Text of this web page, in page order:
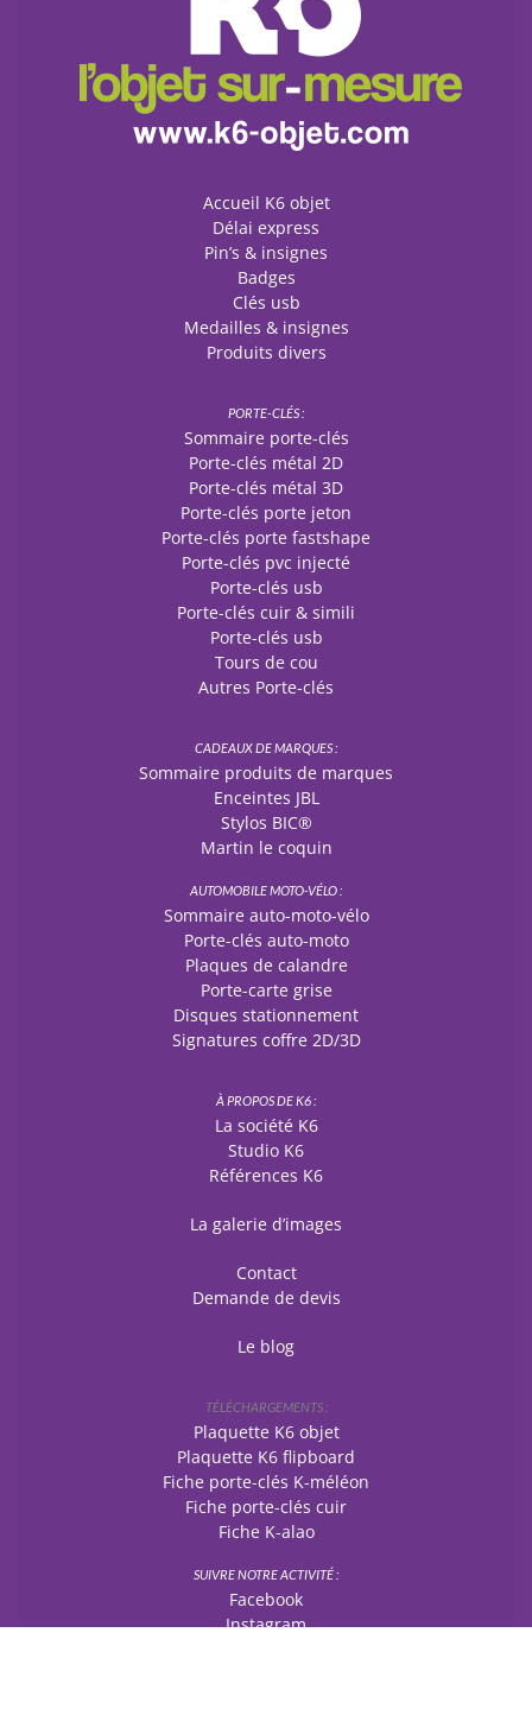
Accueil K6 objet
Délai express
Pin’s & insignes
Badges
Clés usb
Medailles & insignes
Produits divers
PORTE-CLÉS :
Sommaire porte-clés
Porte-clés métal 2D
Porte-clés métal 3D
Porte-clés porte jeton
Porte-clés porte fastshape
Porte-clés pvc injecté
Porte-clés usb
Porte-clés cuir & simili
Porte-clés usb
Tours de cou
Autres Porte-clés
CADEAUX DE MARQUES :
Sommaire produits de marques
Enceintes JBL
Stylos BIC®
Martin le coquin
AUTOMOBILE MOTO-VÉLO :
Sommaire auto-moto-vélo
Porte-clés auto-moto
Plaques de calandre
Porte-carte grise
Disques stationnement
Signatures coffre 2D/3D
À PROPOS DE K6 :
La société K6
Studio K6
Références K6
La galerie d’images
Contact
Demande de devis
Le blog
TÉLÉCHARGEMENTS :
Plaquette K6 objet
Plaquette K6 flipboard
Fiche porte-clés K-méléon
Fiche porte-clés cuir
Fiche K-alao
SUIVRE NOTRE ACTIVITÉ :
Facebook
Instagram